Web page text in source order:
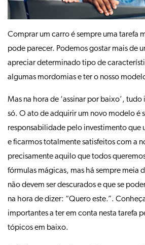
Comprar um carro é sempre uma tarefa
pode parecer. Podemos gostar mais de
apreciar determinado tipo de
algumas mordomias e ter o nosso
Mas na hora de ‘assinar por baixo’, tudo
só. O ato de adquirir um novo modelo é
responsabilidade pelo investimento que
e ficarmos totalmente satisfeitos com a
precisamente aquilo que todos
fórmulas mágicas, mas há sempre meia
não devem ser descurados e que se
na hora de dizer: “Quero este.”.
importantes a ter em conta nesta tarefa
tópicos em baixo.